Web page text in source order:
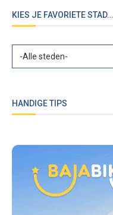
KIES JE FAVORIETE STAD…
HANDIGE TIPS